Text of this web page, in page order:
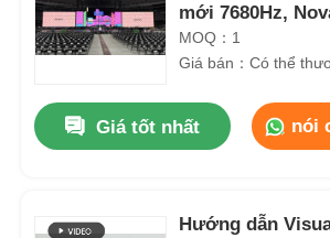
mới 7680Hz,
dụng buổi hòa
MOQ：1
Giá bán：Có thể
Giá tốt nhất nói
Hướng dẫn